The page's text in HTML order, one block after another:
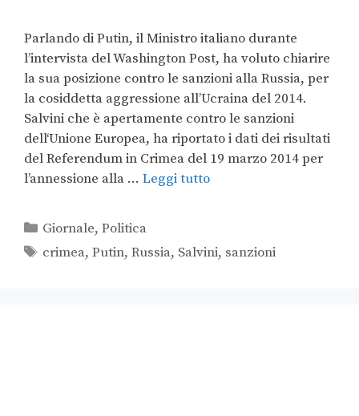
Parlando di Putin, il Ministro italiano durante
l’intervista del Washington Post, ha voluto chiarire
la sua posizione contro le sanzioni alla Russia, per
la cosiddetta aggressione all’Ucraina del 2014.
Salvini che è apertamente contro le sanzioni
dell‘Unione Europea, ha riportato i dati dei risultati
del Referendum in Crimea del 19 marzo 2014 per
l’annessione alla … Leggi tutto
Giornale,Politica
crimea,Putin,Russia, Salvini, sanzioni